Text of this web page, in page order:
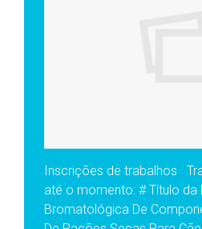
Inscrições de trabalhos
até o momento: # Título da
Bromatológica De